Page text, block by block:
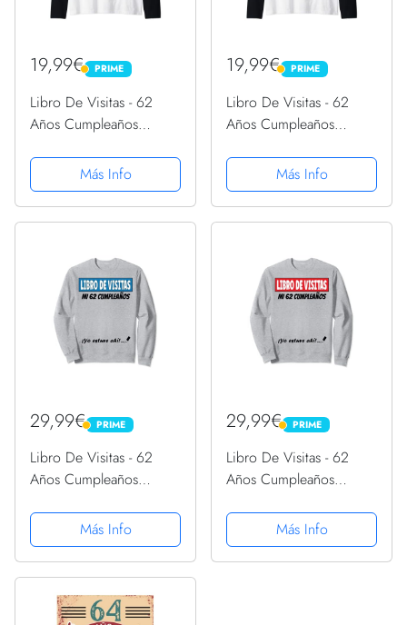
19,99€ PRIME
PRIME
Libro De Visitas - 62
Años Cumpleaños
Camiseta Manga Raglan
Más Info
19,99€ PRIME
PRIME
Libro De Visitas - 62
Años Cumpleaños
Camiseta Manga Raglan
Más Info
29,99€ PRIME
PRIME
Libro De Visitas - 62
Años Cumpleaños
SudaderaMás Info
29,99€ PRIME
PRIME
Libro De Visitas - 62
Años Cumpleaños
SudaderaMás Info